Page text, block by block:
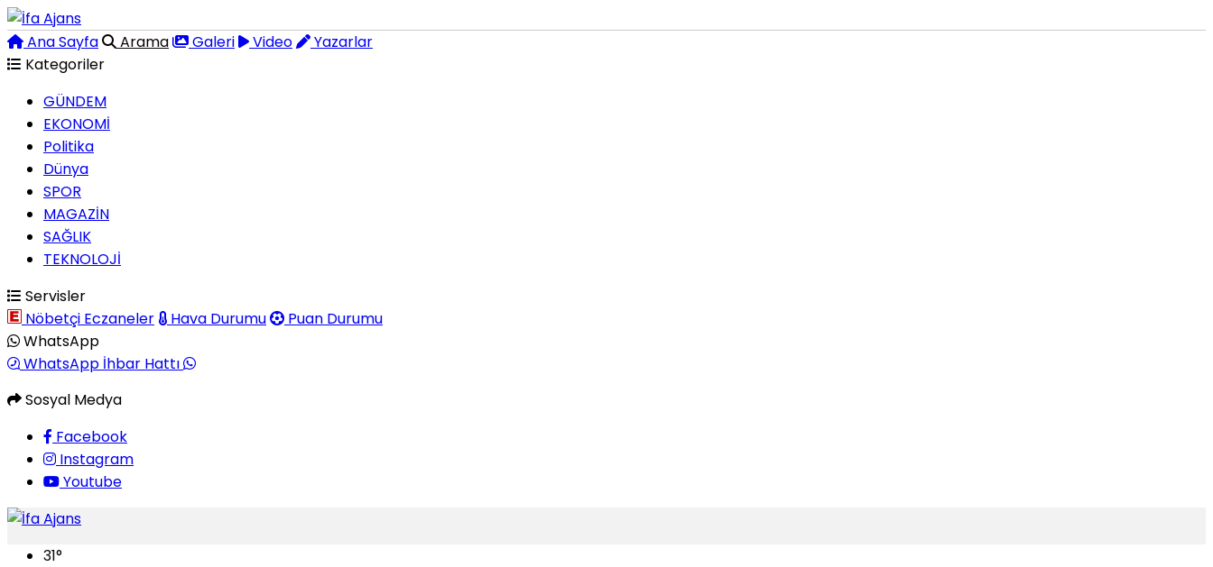
Ana Sayfa Arama Galeri Video
Yazarlar
Kategoriler
GÜNDEM
EKONOMİ
Politika
Dünya
SPOR
MAGAZİN
SAĞLIK
TEKNOLOJİ
Servisler
Nöbetçi Eczaneler
Hava Durumu
Puan Durumu
WhatsApp
WhatsApp İhbar Hattı
Sosyal Medya
Facebook
Instagram
Youtube
31°